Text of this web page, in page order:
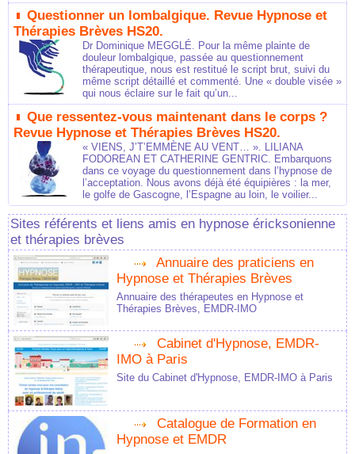
Questionner un lombalgique. Revue Hypnose et
Thérapies Brèves HS20.
Dr Dominique MEGGLÉ. Pour la même plainte de
douleur lombalgique, passée au questionnement
thérapeutique, nous est restitué le script brut, suivi du
même script détaillé et commenté. Une « double visée »
qui nous éclaire sur le fait qu’un...
Que ressentez-vous maintenant dans le corps ?
Revue Hypnose et Thérapies Brèves HS20.
« VIENS, J’T’EMMÈNE AU VENT… ». LILIANA
FODOREAN ET CATHERINE GENTRIC. Embarquons
dans ce voyage du questionnement dans l’hypnose de
l’acceptation. Nous avons déjà été équipières : la mer,
le golfe de Gascogne, l’Espagne au loin, le voilier...
Sites référents et liens amis en hypnose éricksonienne
et thérapies brèves
Annuaire des praticiens en
Hypnose et Thérapies Brèves
Annuaire des thérapeutes en Hypnose et
Thérapies Brèves, EMDR-IMO
Cabinet d'Hypnose, EMDR-
IMO à Paris
Site du Cabinet d'Hypnose, EMDR-IMO à Paris
Catalogue de Formation en
Hypnose et EMDR